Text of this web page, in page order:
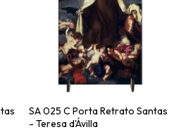
SA 025 C Porta Retrato Santas
- Teresa d'Ávilla